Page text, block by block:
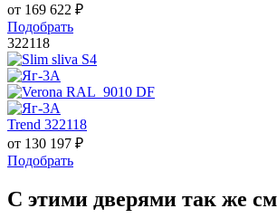
от 169 622 ₽
Подобрать
322118
Trend 322118
от 130 197 ₽
Подобрать
С этими дверями так же